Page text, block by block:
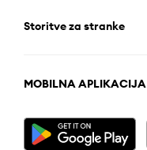
Storitve za stranke
MOBILNA APLIKACIJA